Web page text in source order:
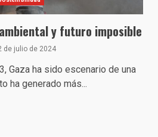
y futuro imposible
de julio de 2024
Gaza ha sido escenario de una
ha generado más...